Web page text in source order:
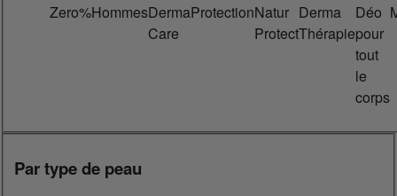
Zero%HommesDerma
Care
ProtectionNatur
Protect
Derma
Thérapie
Déo
pour
tout
le
corps
Par type de peau